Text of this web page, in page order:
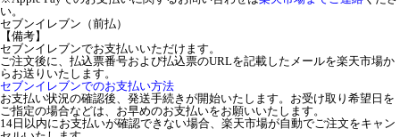
い。
セブンイレブン（前払）
【備考】
セブンイレブンでお支払いいただけます。
ご注文後に、払込票番号および払込票のURLを記載したメールを楽天市場か
らお送りいたします。
セブンイレブンでのお支払い方法
お支払い状況の確認後、発送手続きが開始いたします。お受け取り希望日を
ご指定の場合などは、お早めのお支払いをお願いいたします。
14日以内にお支払いが確認できない場合、楽天市場が自動でご注文をキャン